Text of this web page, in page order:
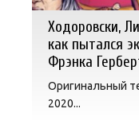
Ходоровски,
как пытался
Фрэнка
Оригинальный
2020...